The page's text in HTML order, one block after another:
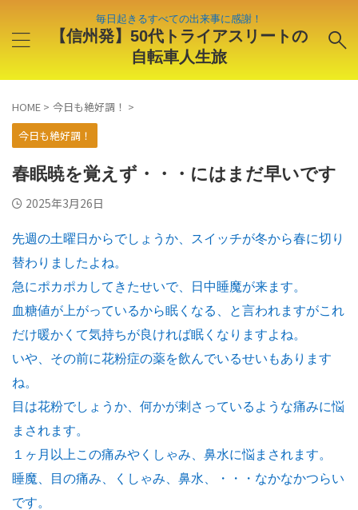
毎日起きるすべての出来事に感謝！
【信州発】50代トライアスリートの
自転車人生旅
HOME > 今日も絶好調！ >
今日も絶好調！
春眠暁を覚えず・・・にはまだ早いです
2025年3月26日
先週の土曜日からでしょうか、スイッチが冬から春に切り
替わりましたよね。
急にポカポカしてきたせいで、日中睡魔が来ます。
血糖値が上がっているから眠くなる、と言われますがこれ
だけ暖かくて気持ちが良ければ眠くなりますよね。
いや、その前に花粉症の薬を飲んでいるせいもあります
ね。
目は花粉でしょうか、何かが刺さっているような痛みに悩
まされます。
１ヶ月以上この痛みやくしゃみ、鼻水に悩まされます。
睡魔、目の痛み、くしゃみ、鼻水、・・・なかなかつらい
です。